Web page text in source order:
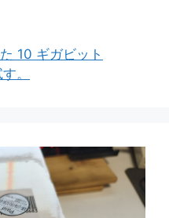
10 ギガビット
。